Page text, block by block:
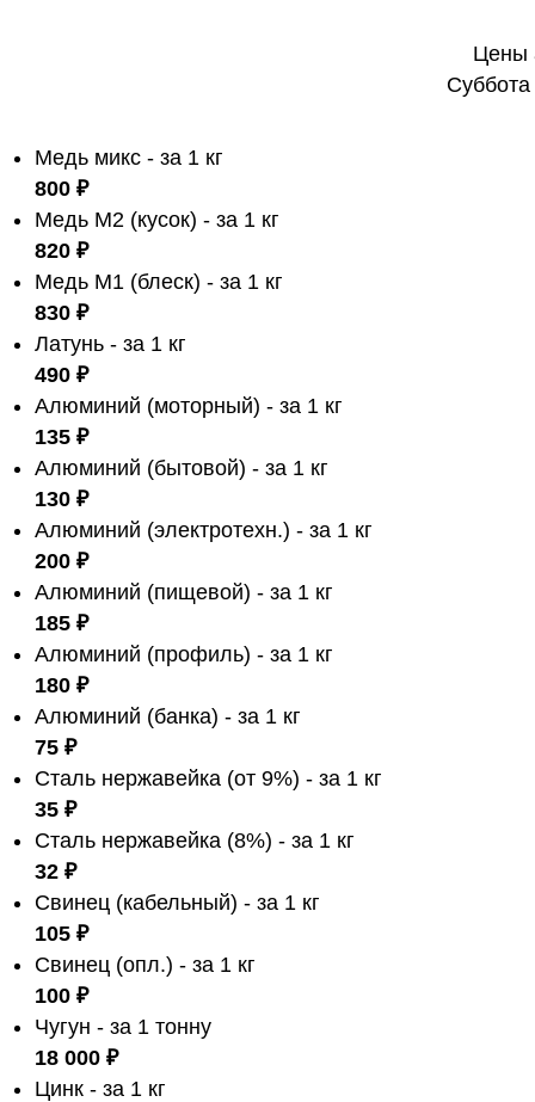
Цены
Суббота
Медь микс - за 1 кг
800 ₽
Медь М2 (кусок) - за 1 кг
820 ₽
Медь М1 (блеск) - за 1 кг
830 ₽
Латунь - за 1 кг
490 ₽
Алюминий (моторный) - за 1 кг
135 ₽
Алюминий (бытовой) - за 1 кг
130 ₽
Алюминий (электротехн.) - за 1 кг
200 ₽
Алюминий (пищевой) - за 1 кг
185 ₽
Алюминий (профиль) - за 1 кг
180 ₽
Алюминий (банка) - за 1 кг
75 ₽
Сталь нержавейка (от 9%) - за 1 кг
35 ₽
Сталь нержавейка (8%) - за 1 кг
32 ₽
Свинец (кабельный) - за 1 кг
105 ₽
Свинец (опл.) - за 1 кг
100 ₽
Чугун - за 1 тонну
18 000 ₽
Цинк - за 1 кг